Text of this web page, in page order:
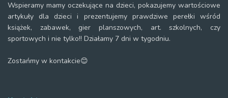
Wspieramy mamy oczekujące na dzieci, pokazujemy wartościowe
artykuły dla dzieci i prezentujemy prawdziwe perełki wśród
książek, zabawek, gier planszowych, art. szkolnych, czy
sportowych i nie tylko!! Działamy 7 dni w tygodniu.
Zostańmy w kontakcie😊